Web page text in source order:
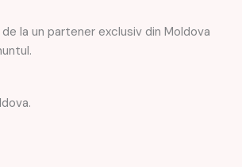
la un partener exclusiv din Moldova